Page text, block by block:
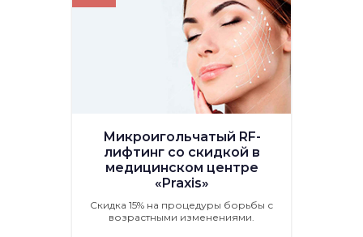
Микроигольчатый RF-
лифтинг со скидкой в
медицинском центре
«Praxis»
Скидка 15% на процедуры борьбы с
возрастными изменениями.